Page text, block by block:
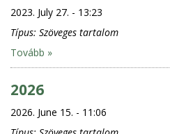
2023. July 27. - 13:23
Típus: Szöveges tartalom
Tovább »
2026
2026. June 15. - 11:06